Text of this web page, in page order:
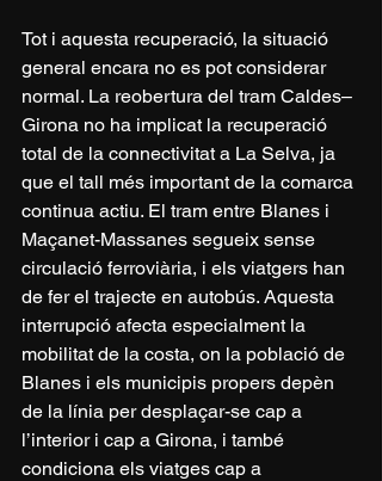
Tot i aquesta recuperació, la situació
general encara no es pot considerar
normal. La reobertura del tram Caldes–
Girona no ha implicat la recuperació
total de la connectivitat a La Selva, ja
que el tall més important de la comarca
continua actiu. El tram entre Blanes i
Maçanet-Massanes segueix sense
circulació ferroviària, i els viatgers han
de fer el trajecte en autobús. Aquesta
interrupció afecta especialment la
mobilitat de la costa, on la població de
Blanes i els municipis propers depèn
de la línia per desplaçar-se cap a
l’interior i cap a Girona, i també
condiciona els viatges cap a